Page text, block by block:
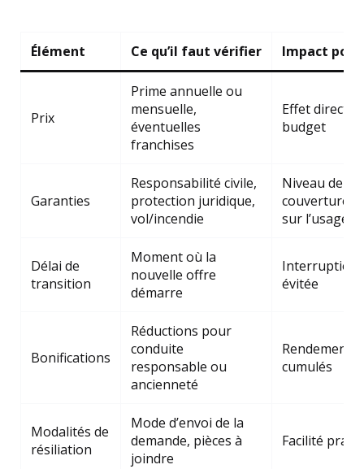
Élément Ce qu’il faut vérifier Impact
Prix
Prime annuelle ou
mensuelle,
éventuelles
franchises
Effet direct
budget
Garanties
Responsabilité civile,
protection juridique,
vol/incendie
Niveau de
couverture
sur l’usage
Délai de
transition
Moment où la
nouvelle offre
démarre
Interruption
évitée
Bonifications
Réductions pour
conduite
responsable ou
ancienneté
Rendements
cumulés
Modalités de
résiliation
Mode d’envoi de la
demande, pièces à
joindre
Facilité